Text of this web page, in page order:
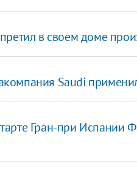
в своем доме
Saudi
Гран-при Испании